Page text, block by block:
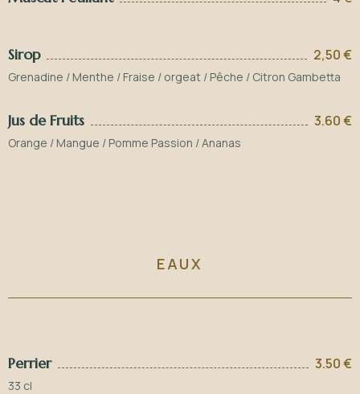
Sirop 2,50 €
Grenadine / Menthe / Fraise / orgeat / Pêche / Citron Gambetta
Jus de Fruits 3.60 €
Orange / Mangue / Pomme Passion / Ananas
EAUX
Perrier 3.50 €
33 cl